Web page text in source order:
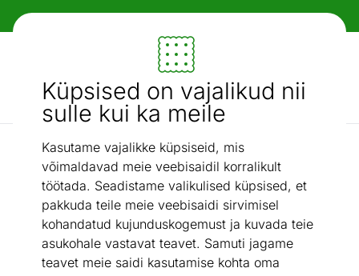
Küpsised on vajalikud nii
sulle kui ka meile
Kasutame vajalikke küpsiseid, mis
võimaldavad meie veebisaidil korralikult
töötada. Seadistame valikulised küpsised, et
pakkuda teile meie veebisaidi sirvimisel
kohandatud kujunduskogemust ja kuvada teie
asukohale vastavat teavet. Samuti jagame
teavet meie saidi kasutamise kohta oma
Paindlikud ja mugavad makseviisid!
Mööbel ja sisustus - ON24
Otsi...
AI otsing
Uued tooted / Abilaud This 60x52 cm